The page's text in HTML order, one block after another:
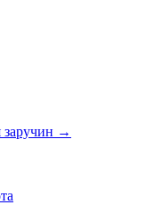
заручин →